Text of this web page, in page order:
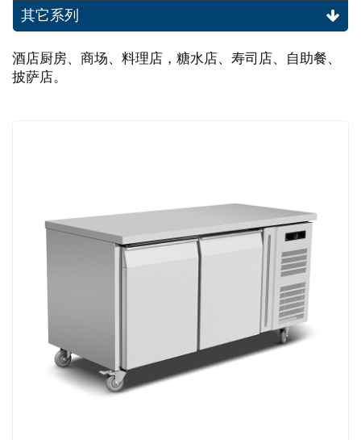
其它系列
酒店厨房、商场、料理店，糖水店、寿司店、自助餐、
披萨店。